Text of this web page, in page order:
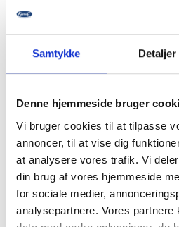
Samtykke Detaljer
Denne hjemmeside bruger
Vi bruger cookies til at tilpasse
annoncer, til at vise dig
at analysere vores trafik. Vi
din brug af vores hjemmeside
for sociale medier,
analysepartnere. Vores partnere
Sculpture, Gemini neglelak,